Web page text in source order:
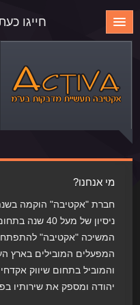
חייגו
מי אנחנו?
ניסיון של מעל
המשיכה "אקטיבה" להתפתח
המפעלים המובילים בארץ
והמוביל בתחום שיווק
יהודה ומספק את שירותיו